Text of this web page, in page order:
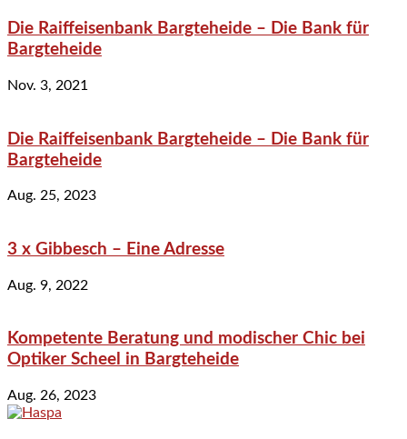
Die Raiffeisenbank Bargteheide – Die Bank für
Bargteheide
Nov. 3, 2021
Die Raiffeisenbank Bargteheide – Die Bank für
Bargteheide
Aug. 25, 2023
3 x Gibbesch – Eine Adresse
Aug. 9, 2022
Kompetente Beratung und modischer Chic bei
Optiker Scheel in Bargteheide
Aug. 26, 2023